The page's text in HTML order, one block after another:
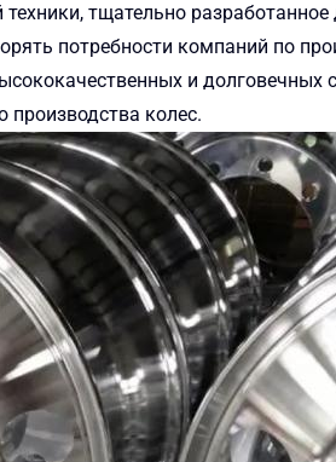
техники, тщательно
потребности компаний по
и долговечных
колес.